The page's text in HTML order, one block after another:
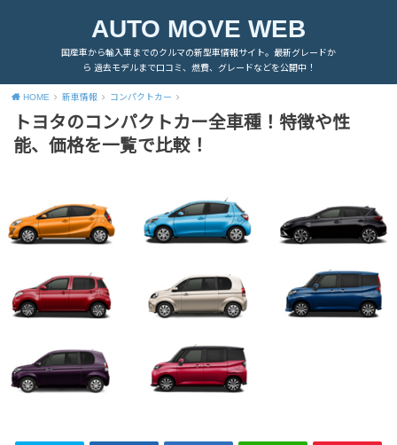
AUTO MOVE WEB
国産車から輸入車までのクルマの新型車情報サイト。最新グレードか
ら 過去モデルまで口コミ、燃費、グレードなどを公開中！
HOME 新車情報 コンパクトカー
トヨタのコンパクトカー全車種！特徴や性
能、価格を一覧で比較！